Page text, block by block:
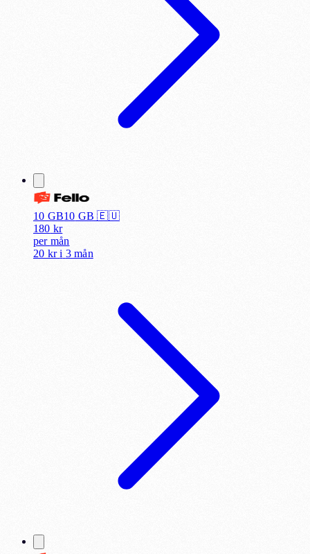
10 GB10 GB 🇪🇺
180 kr
per mån
20 kr i 3 mån